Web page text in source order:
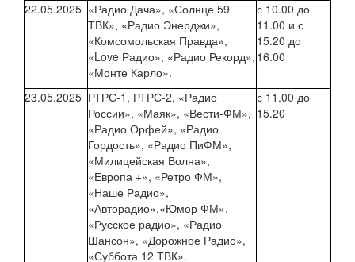
22.05.2025 «Радио Дача», «Солнце 59
ТВК», «Радио Энерджи»,
«Комсомольская Правда»,
«Love Радио», «Радио Рекорд»,
«Монте Карло».
с 10.00 до
11.00 и с
15.20 до
16.00
23.05.2025 РТРС-1, РТРС-2, «Радио
России», «Маяк», «Вести-ФМ»,
«Радио Орфей», «Радио
Гордость», «Радио ПиФМ»,
«Милицейская Волна»,
«Европа +», «Ретро ФМ»,
«Наше Радио»,
«Авторадио»,«Юмор ФМ»,
«Русское радио», «Радио
Шансон», «Дорожное Радио»,
«Суббота 12 ТВК».
с 11.00 до
15.20